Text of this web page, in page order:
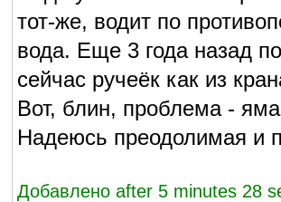
тот-же, водит по
вода. Еще 3 года назад
сейчас ручеёк как из
Вот, блин, проблема -
Надеюсь преодолимая и
Добавлено after 5 minutes 28